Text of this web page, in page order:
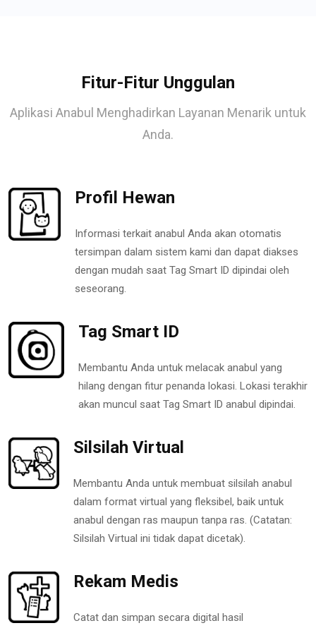
Fitur-Fitur Unggulan
Aplikasi Anabul Menghadirkan Layanan Menarik untuk
Anda.
Profil Hewan
Informasi terkait anabul Anda akan otomatis
tersimpan dalam sistem kami dan dapat diakses
dengan mudah saat Tag Smart ID dipindai oleh
seseorang.
Tag Smart ID
Membantu Anda untuk melacak anabul yang
hilang dengan fitur penanda lokasi. Lokasi terakhir
akan muncul saat Tag Smart ID anabul dipindai.
Silsilah Virtual
Membantu Anda untuk membuat silsilah anabul
dalam format virtual yang fleksibel, baik untuk
anabul dengan ras maupun tanpa ras. (Catatan:
Silsilah Virtual ini tidak dapat dicetak).
Rekam Medis
Catat dan simpan secara digital hasil